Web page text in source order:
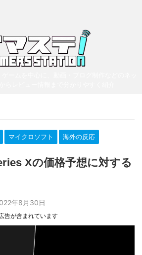
マイクロソフト 海外の反応
Xの価格予想に対する
年8月30日
告が含まれています